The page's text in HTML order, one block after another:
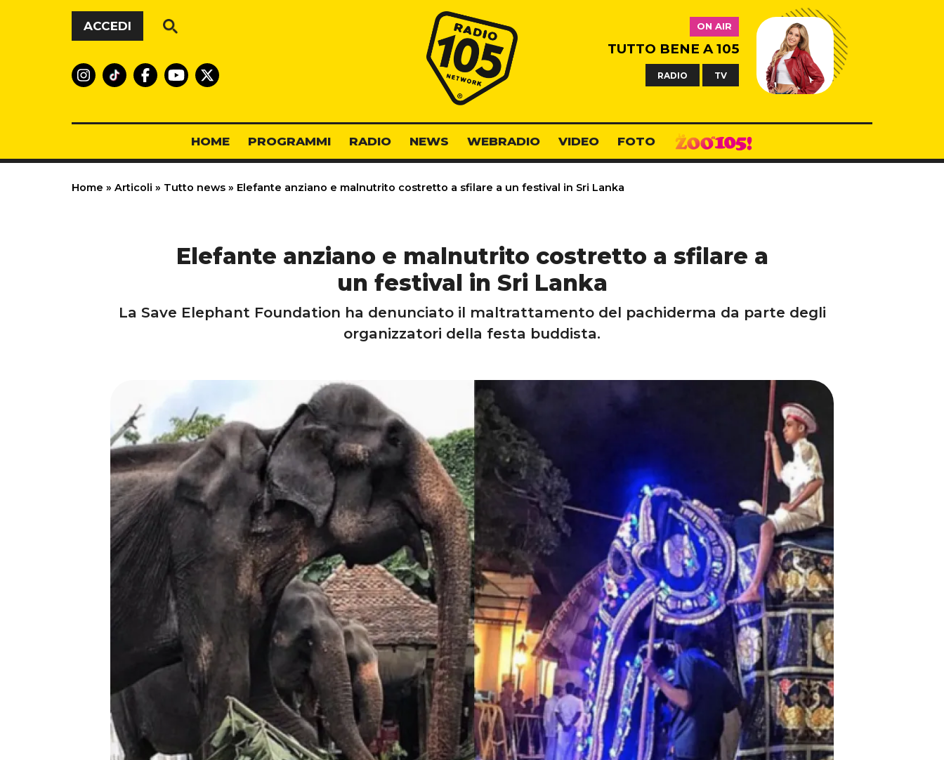
Vai al contenuto
ACCEDI
Radio 105
ON AIR
TUTTO BENE A 105
RADIO TV
HOME PROGRAMMI RADIO NEWS WEBRADIO VIDEO FOTO
Home » Articoli » Tutto news » Elefante anziano e malnutrito costretto a sfilare a un festival in Sri Lanka
Elefante anziano e malnutrito costretto a sfilare a
un festival in Sri Lanka
La Save Elephant Foundation ha denunciato il maltrattamento del pachiderma da parte degli
organizzatori della festa buddista.